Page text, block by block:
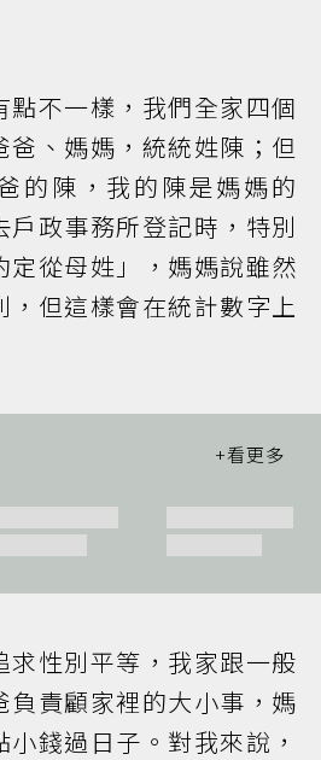
點不一樣，我們全家四個
爸、媽媽，統統姓陳；但
的陳，我的陳是媽媽的
戶政事務所登記時，特別
定從母姓」，媽媽說雖然
但這樣會在統計數字上
求性別平等，我家跟一般
負責顧家裡的大小事，媽
錢過日子。對我來說，